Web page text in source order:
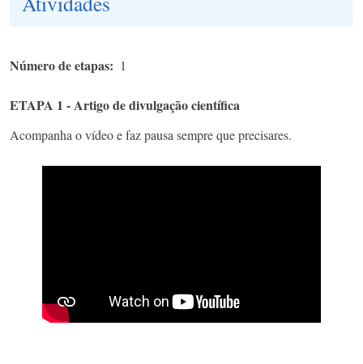
Número de etapas 1
ETAPA 1 - Artigo de divulgação científica
Acompanha o vídeo e faz pausa sempre que precisares.